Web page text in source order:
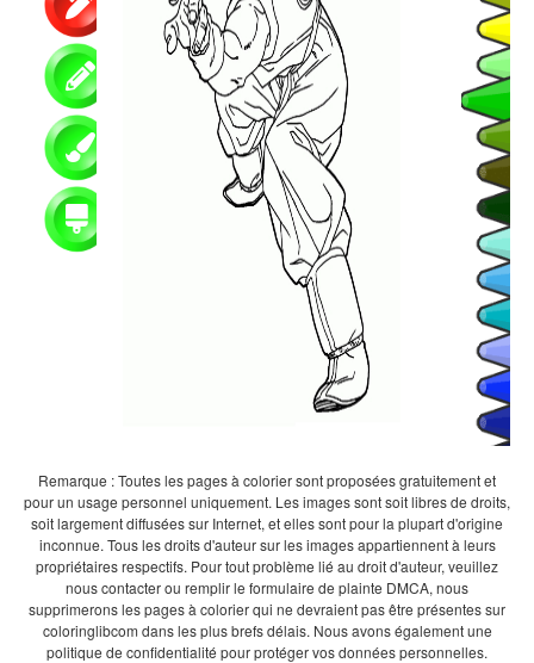
Remarque : Toutes les pages à colorier sont proposées gratuitement et
pour un usage personnel uniquement. Les images sont soit libres de droits,
soit largement diffusées sur Internet, et elles sont pour la plupart d'origine
inconnue. Tous les droits d'auteur sur les images appartiennent à leurs
propriétaires respectifs. Pour tout problème lié au droit d'auteur, veuillez
nous contacter ou remplir le formulaire de plainte DMCA, nous
supprimerons les pages à colorier qui ne devraient pas être présentes sur
coloringlibcom dans les plus brefs délais. Nous avons également une
politique de confidentialité pour protéger vos données personnelles.